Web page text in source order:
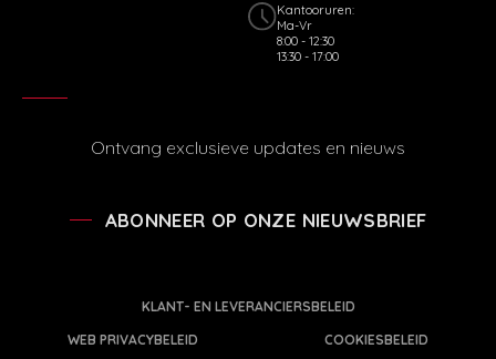
Kantooruren:
Ma-Vr
8:00 - 12:30
13:30 - 17:00
Ontvang exclusieve updates en nieuws
ABONNEER OP ONZE NIEUWSBRIEF
KLANT- EN LEVERANCIERSBELEID
WEB PRIVACYBELEID
COOKIESBELEID